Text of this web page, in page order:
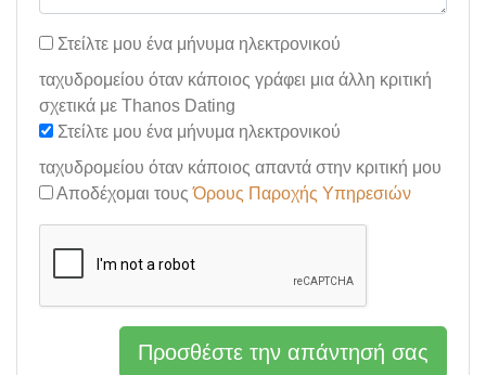
Στείλτε μου ένα μήνυμα ηλεκτρονικού
ταχυδρομείου όταν κάποιος γράφει μια άλλη κριτική
σχετικά με Thanos Dating
Στείλτε μου ένα μήνυμα ηλεκτρονικού
ταχυδρομείου όταν κάποιος απαντά στην κριτική μου
Αποδέχομαι τουςΌρους Παροχής Υπηρεσιών
Προσθέστε την απάντησή σας